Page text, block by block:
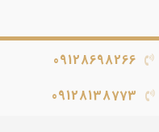
09128698266
09128138773